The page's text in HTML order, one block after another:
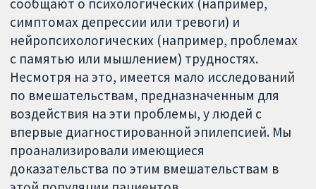
сообщают о психологических (например,
симптомах депрессии или тревоги) и
нейропсихологических (например, проблемах
с памятью или мышлением) трудностях.
Несмотря на это, имеется мало исследований
по вмешательствам, предназначенным для
воздействия на эти проблемы, у людей с
впервые диагностированной эпилепсией. Мы
проанализировали имеющиеся
доказательства по этим вмешательствам в